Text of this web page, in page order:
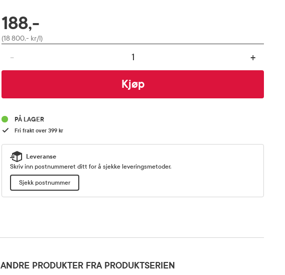
RABATTPROSENT
Pris
188,-
(18 800,- kr/l)
- +
Kjøp
PÅ LAGER
Fri frakt over 399 kr
Leveranse
Skriv inn postnummeret ditt for å sjekke leveringsmetoder.
Sjekk postnummer
ANDRE PRODUKTER FRA PRODUKTSERIEN